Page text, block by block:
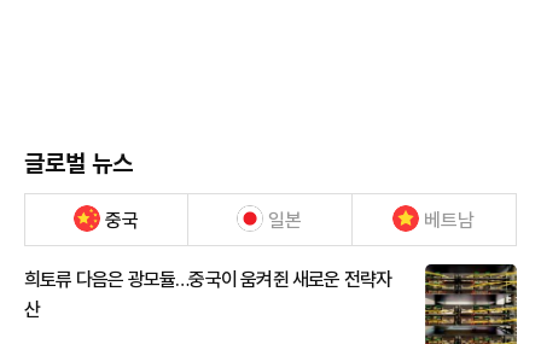
글로벌 뉴스
중국 일본 베트남
희토류 다음은 광모듈…중국이 움켜쥔 새로운 전략자
산